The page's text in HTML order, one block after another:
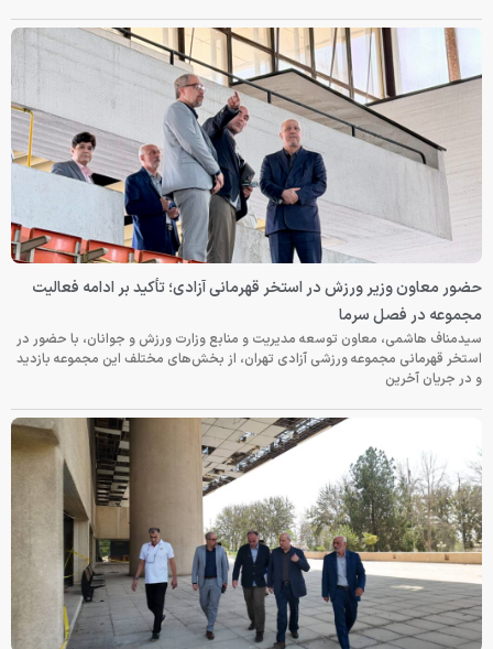
حضور معاون وزیر ورزش در استخر قهرمانی آزادی؛ تأکید بر ادامه فعالیت
مجموعه در فصل سرما
سیدمناف هاشمی، معاون توسعه مدیریت و منابع وزارت ورزش و جوانان، با حضور در
استخر قهرمانی مجموعه ورزشی آزادی تهران، از بخش‌های مختلف این مجموعه بازدید
و در جریان آخرین